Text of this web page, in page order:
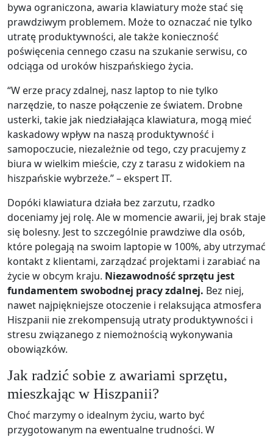
bywa ograniczona, awaria klawiatury może stać się
prawdziwym problemem. Może to oznaczać nie tylko
utratę produktywności, ale także konieczność
poświęcenia cennego czasu na szukanie serwisu, co
odciąga od uroków hiszpańskiego życia.
“W erze pracy zdalnej, nasz laptop to nie tylko
narzędzie, to nasze połączenie ze światem. Drobne
usterki, takie jak niedziałająca klawiatura, mogą mieć
kaskadowy wpływ na naszą produktywność i
samopoczucie, niezależnie od tego, czy pracujemy z
biura w wielkim mieście, czy z tarasu z widokiem na
hiszpańskie wybrzeże.” – ekspert IT.
Dopóki klawiatura działa bez zarzutu, rzadko
doceniamy jej rolę. Ale w momencie awarii, jej brak staje
się bolesny. Jest to szczególnie prawdziwe dla osób,
które polegają na swoim laptopie w 100%, aby utrzymać
kontakt z klientami, zarządzać projektami i zarabiać na
życie w obcym kraju. Niezawodność sprzętu jest
fundamentem swobodnej pracy zdalnej. Bez niej,
nawet najpiękniejsze otoczenie i relaksująca atmosfera
Hiszpanii nie zrekompensują utraty produktywności i
stresu związanego z niemożnością wykonywania
obowiązków.
Jak radzić sobie z awariami sprzętu,
mieszkając w Hiszpanii?
Choć marzymy o idealnym życiu, warto być
przygotowanym na ewentualne trudności. W